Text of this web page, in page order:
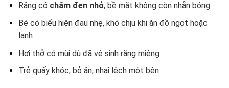
Răng có chấm đen nhỏ, bề mặt không còn nhẵn bóng
Bé có biểu hiện đau nhẹ, khó chịu khi ăn đồ ngọt hoặc
lạnh
Hơi thở có mùi dù đã vệ sinh răng miệng
Trẻ quấy khóc, bỏ ăn, nhai lệch một bên